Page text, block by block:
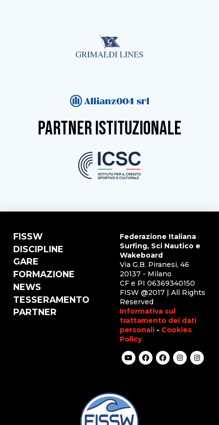
partner istituzionale
FISSW
DISCIPLINE
GARE
FORMAZIONE
NEWS
TESSERAMENTO
PARTNER
Federazione Italiana
Surfing, Sci Nautico e
Wakeboard
Via G.B. Piranesi, 46
20137 - Milano
CF e PI 06369340150
FISW @2017 | All Rights
Reserved
Informativa sul
trattamento dei dati
personali - Cookies
Policy